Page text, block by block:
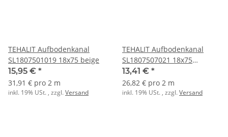
TEHALIT Aufbodenkanal
SL1807501019 18x75 beige
15,95 € *
31,91 € pro 2 m
inkl. 19% USt. , zzgl.Versand
TEHALIT Aufbodenkanal
SL1807507021 18x75
anthrazit
13,41 € *
26,82 € pro 2 m
inkl. 19% USt. , zzgl.Versand